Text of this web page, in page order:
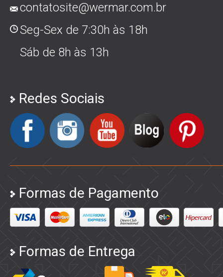
contatosite@wermar.com.br
Seg-Sex de 7:30h às 18h
Sáb de 8h às 13h
Redes Sociais
Formas de Pagamento
Formas de Entrega